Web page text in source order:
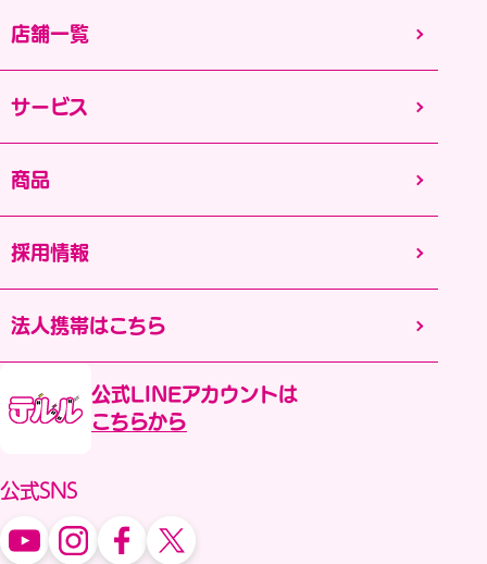
店舗一覧
サービス
商品
採用情報
法人携帯はこちら
公式LINEアカウントは
こちらから
公式SNS